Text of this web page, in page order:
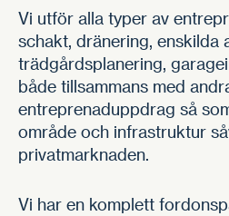
Vi utför alla typer av
schakt, dränering, enskilda
trädgårdsplanering,
både tillsammans med
entreprenaduppdrag så
område och infrastruktur
privatmarknaden.
Vi har en komplett